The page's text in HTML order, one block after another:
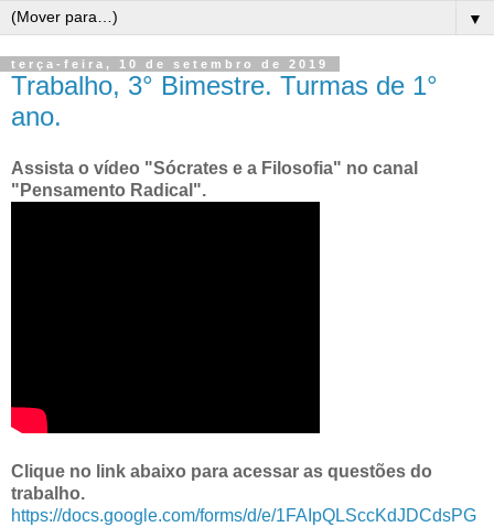
▼
terça-feira, 10 de setembro de 2019
Trabalho, 3° Bimestre. Turmas de 1°
ano.
Assista o vídeo "Sócrates e a Filosofia" no canal
"Pensamento Radical".
Clique no link abaixo para acessar as questões do
trabalho.
https://docs.google.com/forms/d/e/1FAIpQLSccKdJDCdsPG